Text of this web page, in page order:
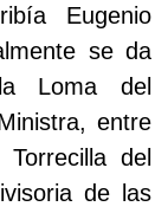
Eugenio
se da
Loma del
entre
del
de las